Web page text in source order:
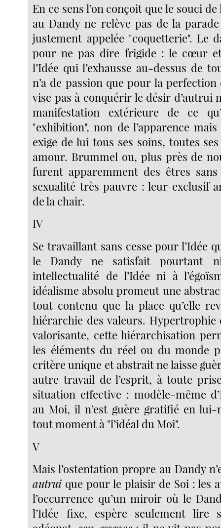
En ce sens l’on conçoit que le souci
au Dandy ne relève pas de la
justement appelée "coquetterie". Le
pour ne pas dire frigide : le cœur et
l’Idée qui l’exhausse au-dessus de
n’a de passion que pour la
vise pas à conquérir le désir d’autrui
manifestation extérieure de ce
"exhibition", non de l’apparence
exige de lui tous ses soins, toutes
amour. Brummel ou, plus près de
furent apparemment des êtres
sexualité très pauvre : leur exclusif
de la chair.
IV
Se travaillant sans cesse pour l’Idée
le Dandy ne satisfait pourtant
intellectualité de l’Idée ni à
idéalisme absolu promeut une
tout contenu que la place qu’elle
hiérarchie des valeurs. Hypertrophie
valorisante, cette hiérarchisation
les éléments du réel ou du monde
critère unique et abstrait ne laisse
autre travail de l’esprit, à toute
situation effective : modèle-même
au Moi, il n’est guère gratifié en lui-
tout moment à "l’idéal du Moi".
V
Mais l’ostentation propre au Dandy
autrui que pour le plaisir de Soi : les
l’occurrence qu’un miroir où le
l’Idée fixe, espère seulement lire